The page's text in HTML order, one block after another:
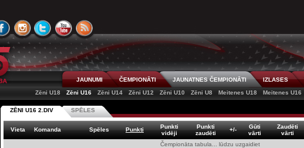
JAUNUMI ČEMPIONĀTI JAUNATNES ČEMPIONĀTI IZLASES
Zēni U18
Zēni U16 Zēni U14 Zēni U12 Zēni U10 Zēni U8 Meitenes U18 Meitenes U16
ZĒNI U16 2.DIV SPĒLES
Vieta Komanda Spēles Punkti
Punkti
vidēji
Punkti
zaudēti
+/-
Gūti
vārti
Zaudēti
vārti
Čempionāta tabula... lūdzu uzgaidiet